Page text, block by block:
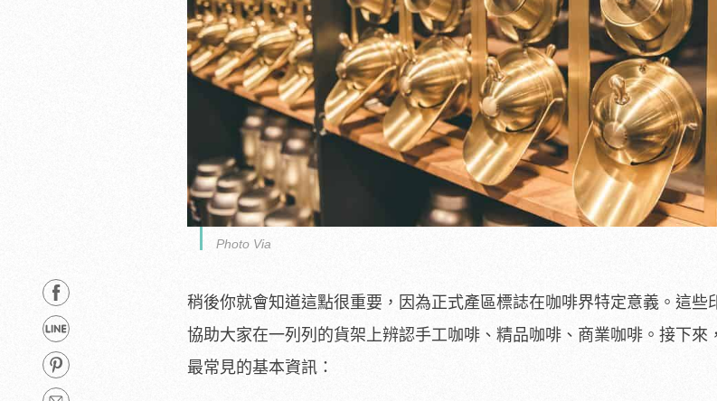
Photo Via
稍後你就會知道這點很重要，因為正式產區標誌在咖啡界特定意義。這些
協助大家在一列列的貨架上辨認手工咖啡、精品咖啡、商業咖啡。接下來
最常見的基本資訊：